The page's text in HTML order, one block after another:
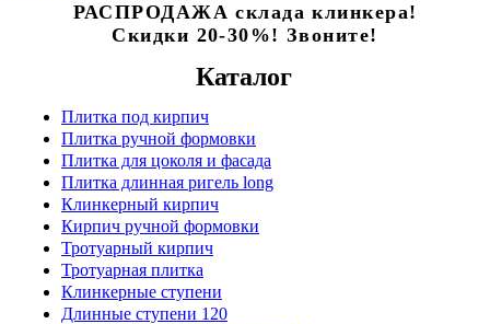
РАСПРОДАЖА склада клинкера!
Скидки 20-30%! Звоните!
Каталог
Плитка под кирпич
Плитка ручной формовки
Плитка для цоколя и фасада
Плитка длинная ригель long
Клинкерный кирпич
Кирпич ручной формовки
Тротуарный кирпич
Тротуарная плитка
Клинкерные ступени
Длинные ступени 120